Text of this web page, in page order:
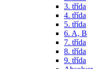
3. třída
4. třída
5. třída
6. A, B
7. třída
8. třída
9. třída